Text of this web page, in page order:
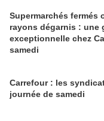
Supermarchés fermés
rayons dégarnis : une
exceptionnelle chez
samedi
Carrefour : les
journée de samedi